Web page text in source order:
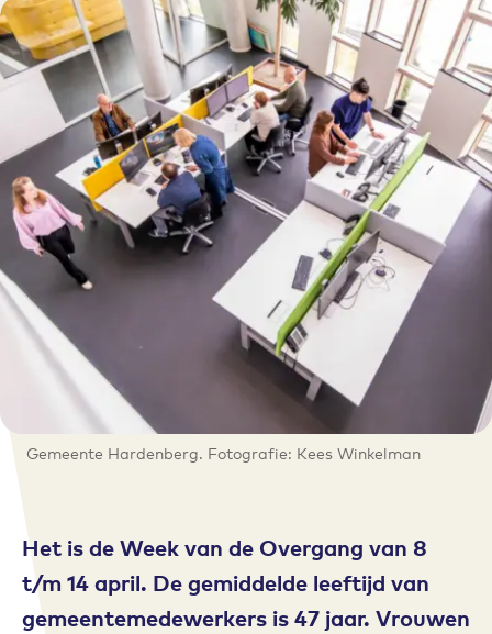
Gemeente Hardenberg. Fotografie: Kees Winkelman
Het is de Week van de Overgang van 8
t/m 14 april. De gemiddelde leeftijd van
gemeentemedewerkers is 47 jaar. Vrouwen